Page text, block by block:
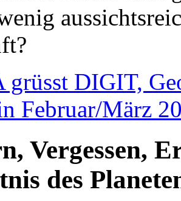
grüsst DIGIT,
Februar/März
Vergessen,
des